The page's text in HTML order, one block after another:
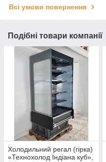
Всі умови повернення
Подібні товари компанії
Холодильний регал (гірка)
«Технохолод Індіана куб»,